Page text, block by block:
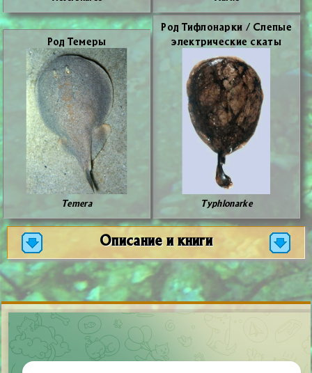
Род Те­ме­ры
Temera
Род Ти­фло­нар­ки / Сле­пые
элек­три­че­ские ска­ты
Typhlonarke
Описание и книги